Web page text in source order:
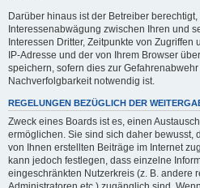
Darüber hinaus ist der Betreiber
Interessenabwägung zwischen Ihren und
Interessen Dritter, Zeitpunkte von Zugriffen
IP-Adresse und der von Ihrem Browser
speichern, sofern dies zur
Nachverfolgbarkeit notwendig ist.
REGELUNGEN BEZÜGLICH DER
Zweck eines Boards ist es, einen
ermöglichen. Sie sind sich daher bewusst,
von Ihnen erstellten Beiträge im Internet
kann jedoch festlegen, dass einzelne
eingeschränkten Nutzerkreis (z. B. andere